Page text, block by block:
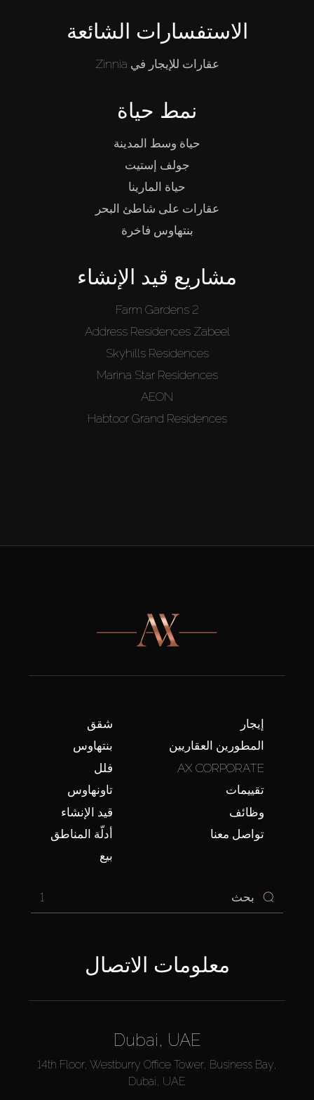
الاستفسارات الشائعة
عقارات للإيجار في Zinnia
نمط حياة
حياة وسط المدينة
جولف إستيت
حياة المارينا
عقارات على شاطئ البحر
بنتهاوس فاخرة
مشاريع قيد الإنشاء
Farm Gardens 2
Address Residences Zabeel
Skyhills Residences
Marina Star Residences
AEON
Habtoor Grand Residences
شقق
بنتهاوس
فلل
تاونهاوس
قيد الإنشاء
أدلّة المناطق
بيع
إيجار
المطورين العقاريين
AX CORPORATE
تقييمات
وظائف
تواصل معنا
1
معلومات الاتصال
Dubai, UAE
14th Floor, Westburry Office Tower, Business Bay,
Dubai, UAE